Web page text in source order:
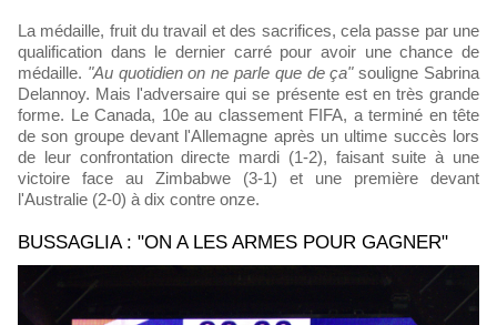
La médaille, fruit du travail et des sacrifices, cela passe par une
qualification dans le dernier carré pour avoir une chance de
médaille. "Au quotidien on ne parle que de ça"souligne Sabrina
Delannoy. Mais l'adversaire qui se présente est en très grande
forme. Le Canada, 10e au classement FIFA, a terminé en tête
de son groupe devant l'Allemagne après un ultime succès lors
de leur confrontation directe mardi (1-2), faisant suite à une
victoire face au Zimbabwe (3-1) et une première devant
l'Australie (2-0) à dix contre onze.
BUSSAGLIA : "ON A LES ARMES POUR GAGNER"